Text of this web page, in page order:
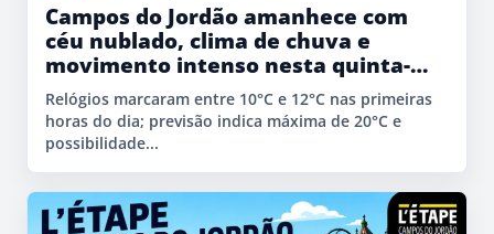
Campos do Jordão amanhece com
céu nublado, clima de chuva e
movimento intenso nesta quinta-
feira
Relógios marcaram entre 10°C e 12°C nas primeiras
horas do dia; previsão indica máxima de 20°C e
possibilidade...